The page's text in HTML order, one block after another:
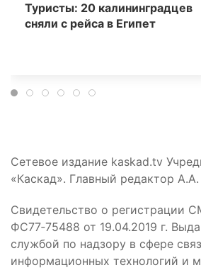
Туристы: 20 калининградцев
сняли с рейса в Египет
Сетевое издание kaskad.tv
«Каскад». Главный редактор
Свидетельство о регистрации
ФС77‑75488 от 19.04.2019 г.
службой по надзору в сфере
информационных технологий и